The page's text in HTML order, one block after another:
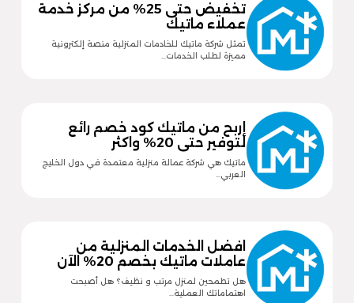
تخفيض حتى 25% من مركز خدمة
عملاء ماتيك
تمثل شركة ماتيك للخادمات المنزلية منصة إلكترونية
مميزة لطلب الخدمات…
إربح من ماتيك كود خصم رائع
لتوفير حتى 20% واكثر
ماتيك هي شركة عمالة منزلية معتمدة في دول الخليج
العربي…
افضل الخدمات المنزلية من
عاملات ماتيك بخصم 20% الآن
هل تطمحين لمنزل مرتب و نظيف؟ هل أصبحت
اهتماماتك العملية…